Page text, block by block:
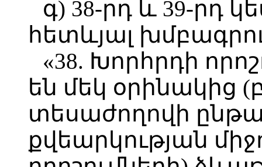
գ) 38-րդ և 39-րդ
հետևյալ
«38. Խորհրդի
են մեկ օրինակից
տեսաժողովի
քվեարկության